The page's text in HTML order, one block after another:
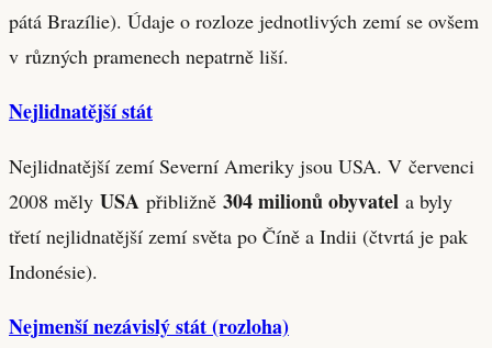
pátá Brazílie). Údaje o rozloze jednotlivých zemí se ovšem
v různých pramenech nepatrně liší.
Nejlidnatější stát
Nejlidnatější zemí Severní Ameriky jsou USA. V červenci
2008 měly USA přibližně 304 milionů obyvatel a byly
třetí nejlidnatější zemí světa po Číně a Indii (čtvrtá je pak
Indonésie).
Nejmenší nezávislý stát (rozloha)